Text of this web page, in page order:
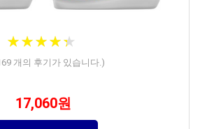
★★★★★
★★★★★
개의 후기가 있습니다.)
17,060원